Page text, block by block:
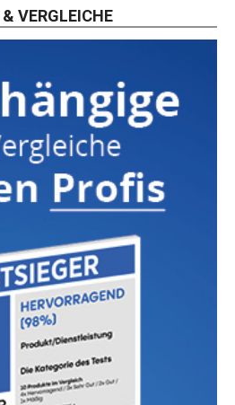
VERGLEICHE